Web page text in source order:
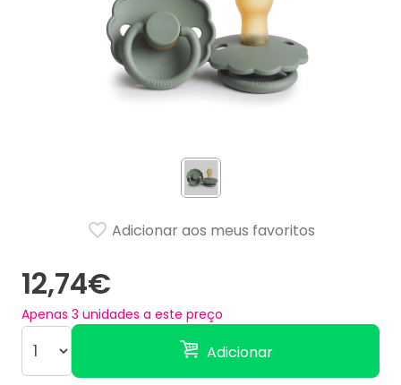
12,74€
Apenas 3 unidades a este preço
Adicionar
Adicionar aos meus favoritos